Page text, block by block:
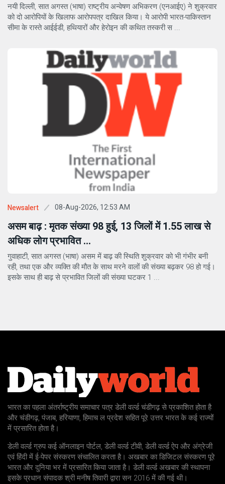
नयी दिल्ली, सात अगस्त (भाषा) राष्ट्रीय अन्वेषण अभिकरण (एनआईए) ने शुक्रवार
को दो आरोपियों के खिलाफ आरोपपत्र दाखिल किया। ये आरोपी भारत-पाकिस्तान
सीमा के रास्ते आईईडी, हथियारों और हेरोइन की कथित तस्करी स ...
Newsalert 08-Aug-2026, 12:53 AM
असम बाढ़ : मृतक संख्या 98 हुई, 13 जिलों में 1.55 लाख से
अधिक लोग प्रभावित ...
गुवाहाटी, सात अगस्त (भाषा) असम में बाढ़ की स्थिति शुक्रवार को भी गंभीर बनी
रही, तथा एक और व्यक्ति की मौत के साथ मरने वालों की संख्या बढ़कर 98 हो गई।
इसके साथ ही बाढ़ से प्रभावित जिलों की संख्या घटकर 1 ...
भारत का पहला अंतर्राष्ट्रीय समाचार पत्र डेली वर्ल्ड चंडीगढ़ से प्रकाशित होता है
और चंडीगढ़, पंजाब, हरियाणा, हिमाच ल प्रदेश सहित पूरे उत्तर भारत के कई राज्यों
में प्रसारित होता है।
डेली वर्ल्ड ग्रुप कई ऑनलाइन पोर्टल, डेली वर्ल्ड टीवी, डेली वर्ल्ड ऐप और अंग्रेजी
एवं हिंदी में ई-पेपर संस्करण संचालित करता है। अखबार का डिजिटल संस्करण पूरे
भारत और दुनिया भर में प्रसारित किया जाता है। डेली वर्ल्ड अखबार की स्थापना
इसके प्रधान संपादक श्री मनीष तिवारी द्वारा सन 2016 में की गई थी।